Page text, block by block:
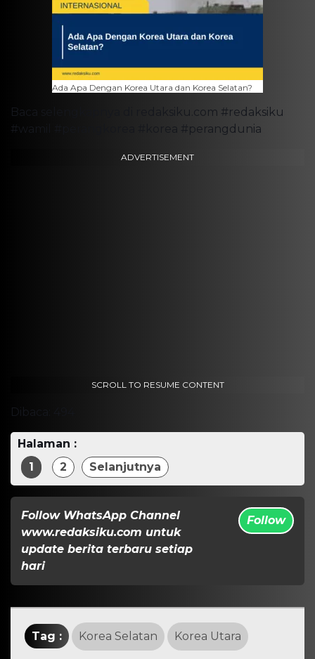
Ada Apa Dengan Korea Utara dan Korea Selatan?
Baca selengkapnya di redaksiku.com #redaksiku
#wamil #perangkorea #korea #perangdunia
ADVERTISEMENT
SCROLL TO RESUME CONTENT
Dibaca:
Halaman :
1
2 Selanjutnya
Follow WhatsApp Channel
www.redaksiku.com untuk
update berita terbaru setiap
hari
Follow
Tag : Korea Selatan Korea Utara